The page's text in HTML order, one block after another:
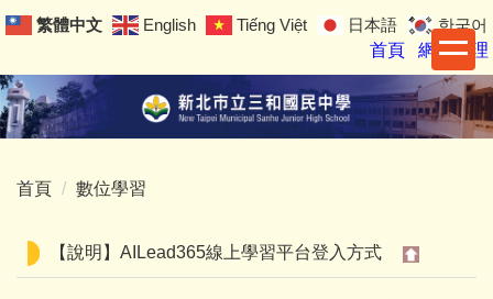
跳
要
內
繁體中文 English Tiếng Việt 日本語
한국어
首頁
網站管理
首頁 數位學習
【說明】AILead365線上學習平台登入方式